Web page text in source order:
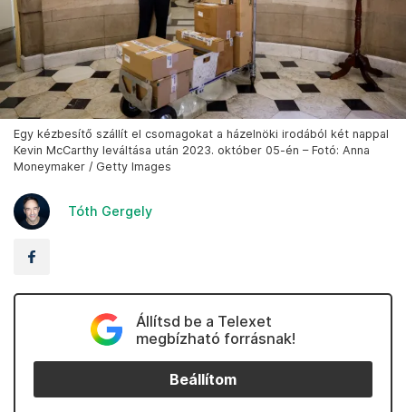
Egy kézbesítő szállít el csomagokat a házelnöki irodából két nappal
Kevin McCarthy leváltása után 2023. október 05-én – Fotó: Anna
Moneymaker / Getty Images
Tóth Gergely
Állítsd be a Telexet
megbízható forrásnak!
Beállítom